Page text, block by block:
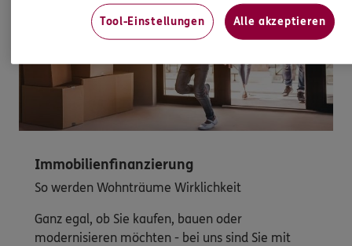
Immobilienfinanzierung
So werden Wohnträume Wirklichkeit
Ganz egal, ob Sie kaufen, bauen oder
modernisieren möchten - bei uns sind Sie mit
Tool-Einstellungen Alle akzeptieren